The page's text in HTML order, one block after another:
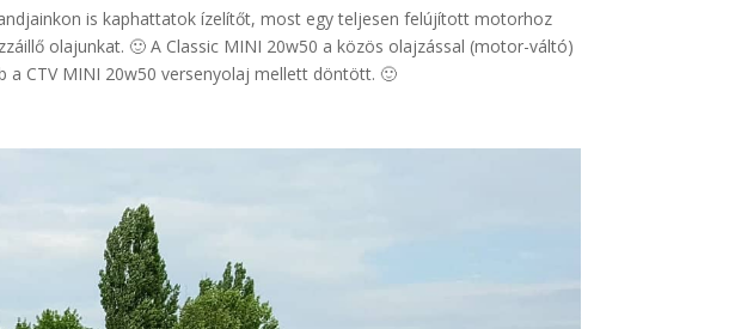
is kaphattatok ízelítőt, most egy teljesen felújított motorhoz
olajunkat. 🙂 A Classic MINI 20w50 a közös olajzással (motor-váltó)
CTV MINI 20w50 versenyolaj mellett döntött. 🙂